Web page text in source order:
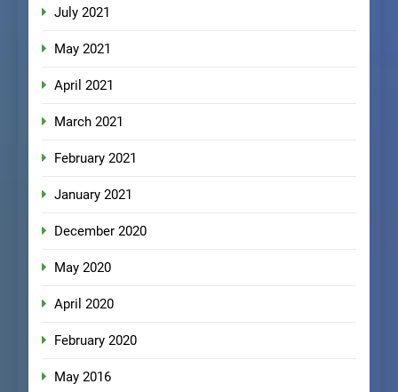
July 2021
May 2021
April 2021
March 2021
February 2021
January 2021
December 2020
May 2020
April 2020
February 2020
May 2016